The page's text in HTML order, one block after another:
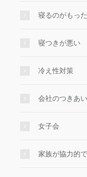
寝るのがもっ
寝つきが悪い
冷え性対策
会社のつきあい
女子会
家族が協力的